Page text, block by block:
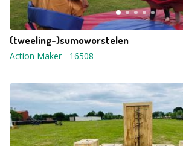
(tweeling-)sumoworstelen
Action Maker- 16508